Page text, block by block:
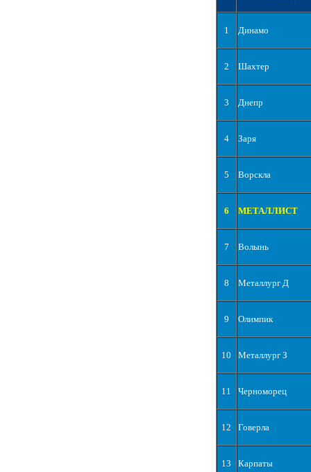
1 Динамо
2 Шахтер
3 Днепр
4 Заря
5 Ворскла
6 МЕТАЛЛИСТ
7 Волынь
8 Металлург Д
9 Олимпик
10 Металлург З
11 Черноморец
12 Говерла
13 Карпаты